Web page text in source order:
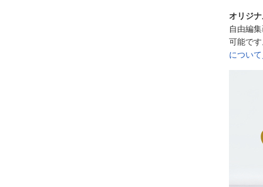
オリジ
自由編
可能で
につい